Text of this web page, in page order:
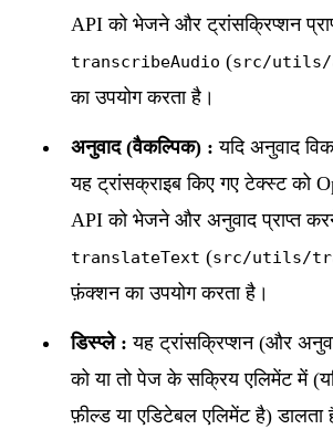
API को भेजने और ट्रांसक्रिप्शन
transcribeAudio (src/
का उपयोग करता है।
अनुवाद (वैकल्पिक) : यदि अनुवाद
यह ट्रांसक्राइब किए गए टेक्स्ट को
API को भेजने और अनुवाद प्राप्त
translateText (src/utils/
फ़ंक्शन का उपयोग करता है।
डिस्प्ले : यह ट्रांसक्रिप्शन (और
को या तो पेज के सक्रिय एलिमेंट में
फ़ील्ड या एडिटेबल एलिमेंट है) डालता